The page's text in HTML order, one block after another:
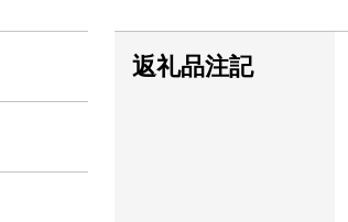
返礼品注記